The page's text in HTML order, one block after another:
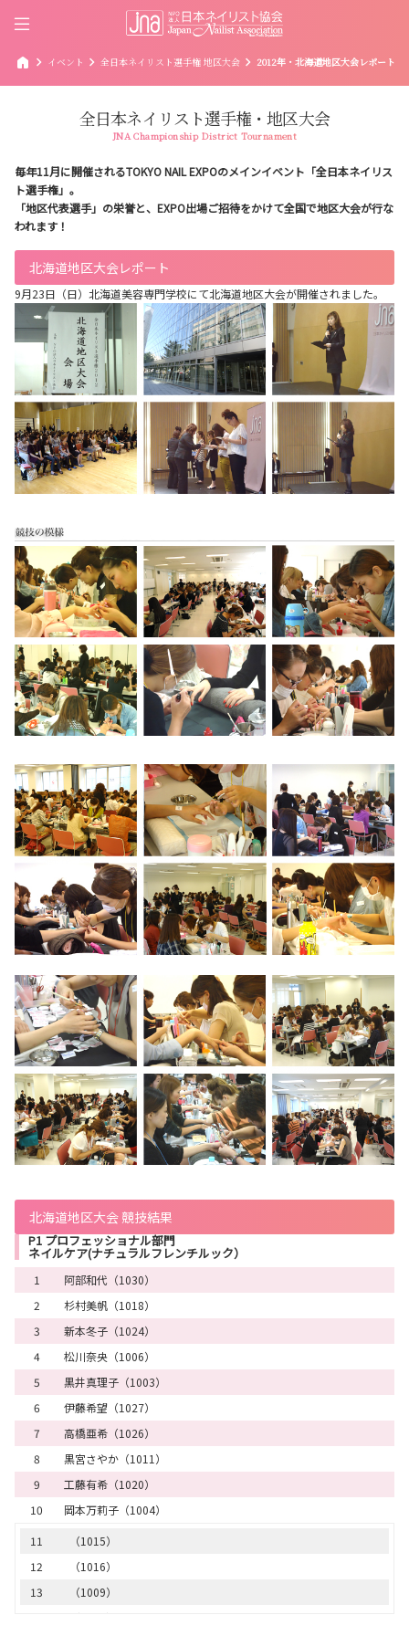
home chevron_right イベント chevron_right 全日本ネイリスト選手権 地区大会 chevron_right 2012年・北海道地区大会レポート
全日本ネイリスト選手権・地区大会
JNA Championship District Tournament
毎年11月に開催されるTOKYO NAIL EXPOのメインイベント「全日本ネイリス
ト選手権」。
「地区代表選手」の栄誉と、EXPO出場ご招待をかけて全国で地区大会が行な
われます！
北海道地区大会レポート
9月23日（日）北海道美容専門学校にて北海道地区大会が開催されました。
北海道地区大会 競技結果
P1 プロフェッショナル部門
ネイルケア(ナチュラルフレンチルック）
1
阿部和代（1030）
2
杉村美帆（1018）
3
新本冬子（1024）
4
松川奈央（1006）
5
黒井真理子（1003）
6
伊藤希望（1027）
7
高橋亜希（1026）
8
黒宮さやか（1011）
9
工藤有希（1020）
10
岡本万莉子（1004）
11
（1015）
12
（1016）
13
（1009）